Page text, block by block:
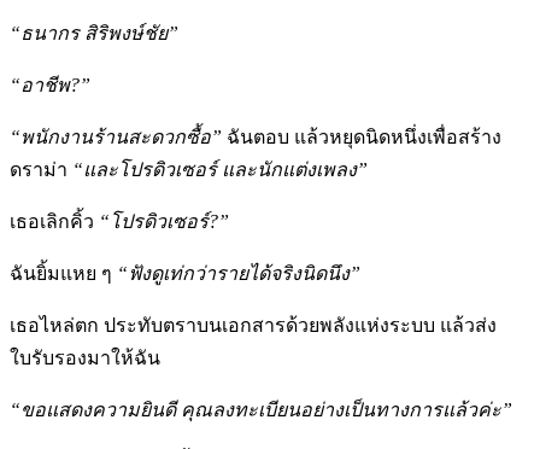
“ธนากร สิริพงษ์ชัย”
“อาชีพ?”
“พนักงานร้านสะดวกซื้อ” ฉันตอบ แล้วหยุดนิดหนึ่งเพื่อสร้าง
ดราม่า “และโปรดิวเซอร์ และนักแต่งเพลง”
เธอเลิกคิ้ว “โปรดิวเซอร์?”
ฉันยิ้มแหย ๆ “ฟังดูเท่กว่ารายได้จริงนิดนึง”
เธอไหล่ตก ประทับตราบนเอกสารด้วยพลังแห่งระบบ แล้วส่ง
ใบรับรองมาให้ฉัน
“ขอแสดงความยินดี คุณลงทะเบียนอย่างเป็นทางการแล้วค่ะ”